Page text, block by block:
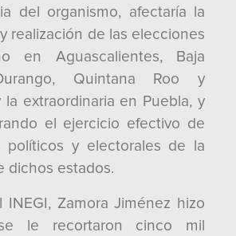
del organismo, afectaría la
realización de las elecciones
en Aguascalientes, Baja
Quintana Roo y
la extraordinaria en Puebla, y
el ejercicio efectivo de
políticos y electorales de la
dichos estados.
INEGI, Zamora Jiménez hizo
le recortaron cinco mil